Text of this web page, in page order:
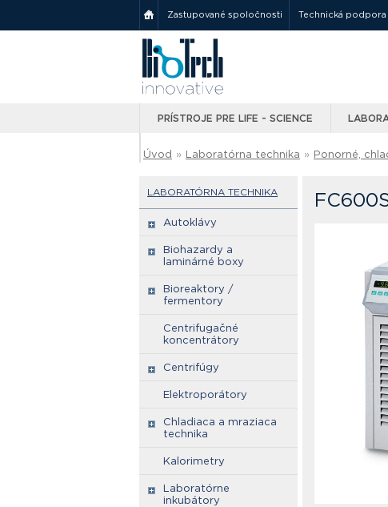
Zastupované spoločnosti Technická podpora
PRÍSTROJE PRE LIFE - SCIENCE
Úvod » Laboratórna technika » Ponorné,
LABORATÓRNA TECHNIKA
Autoklávy
Biohazardy a
laminárné boxy
Bioreaktory /
fermentory
Centrifugačné
koncentrátory
Centrifúgy
Elektroporátory
Chladiaca a mraziaca
technika
Kalorimetry
Laboratórne
inkubátory